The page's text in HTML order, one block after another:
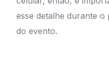
esse detalhe durante
do evento.